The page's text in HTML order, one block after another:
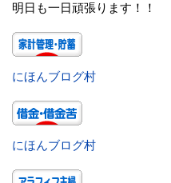
明日も一日頑張ります！！
にほんブログ村
にほんブログ村